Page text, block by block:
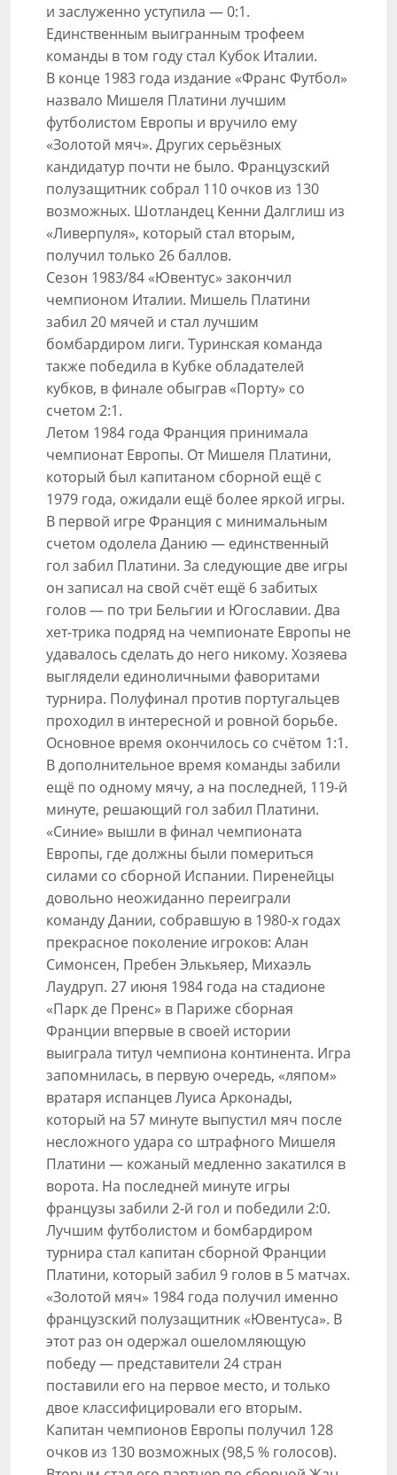
и заслуженно уступила — 0:1.
Единственным выигранным трофеем
команды в том году стал Кубок Италии.
В конце 1983 года издание «Франс Футбол»
назвало Мишеля Платини лучшим
футболистом Европы и вручило ему
«Золотой мяч». Других серьёзных
кандидатур почти не было. Французский
полузащитник собрал 110 очков из 130
возможных. Шотландец Кенни Далглиш из
«Ливерпуля», который стал вторым,
получил только 26 баллов.
Сезон 1983/84 «Ювентус» закончил
чемпионом Италии. Мишель Платини
забил 20 мячей и стал лучшим
бомбардиром лиги. Туринская команда
также победила в Кубке обладателей
кубков, в финале обыграв «Порту» со
счетом 2:1.
Летом 1984 года Франция принимала
чемпионат Европы. От Мишеля Платини,
который был капитаном сборной ещё с
1979 года, ожидали ещё более яркой игры.
В первой игре Франция с минимальным
счетом одолела Данию — единственный
гол забил Платини. За следующие две игры
он записал на свой счёт ещё 6 забитых
голов — по три Бельгии и Югославии. Два
хет-трика подряд на чемпионате Европы не
удавалось сделать до него никому. Хозяева
выглядели единоличными фаворитами
турнира. Полуфинал против португальцев
проходил в интересной и ровной борьбе.
Основное время окончилось со счётом 1:1.
В дополнительное время команды забили
ещё по одному мячу, а на последней, 119-й
минуте, решающий гол забил Платини.
«Синие» вышли в финал чемпионата
Европы, где должны были помериться
силами со сборной Испании. Пиренейцы
довольно неожиданно переиграли
команду Дании, собравшую в 1980-х годах
прекрасное поколение игроков: Алан
Симонсен, Пребен Элькьяер, Михаэль
Лаудруп. 27 июня 1984 года на стадионе
«Парк де Пренс» в Париже сборная
Франции впервые в своей истории
выиграла титул чемпиона континента. Игра
запомнилась, в первую очередь, «ляпом»
вратаря испанцев Луиса Арконады,
который на 57 минуте выпустил мяч после
несложного удара со штрафного Мишеля
Платини — кожаный медленно закатился в
ворота. На последней минуте игры
французы забили 2-й гол и победили 2:0.
Лучшим футболистом и бомбардиром
турнира стал капитан сборной Франции
Платини, который забил 9 голов в 5 матчах.
«Золотой мяч» 1984 года получил именно
французский полузащитник «Ювентуса». В
этот раз он одержал ошеломляющую
победу — представители 24 стран
поставили его на первое место, и только
двое классифицировали его вторым.
Капитан чемпионов Европы получил 128
очков из 130 возможных (98,5 % голосов).